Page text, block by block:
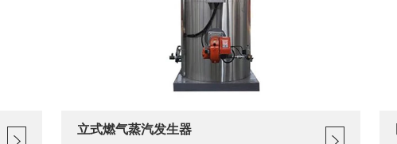
立式燃气蒸汽发生器